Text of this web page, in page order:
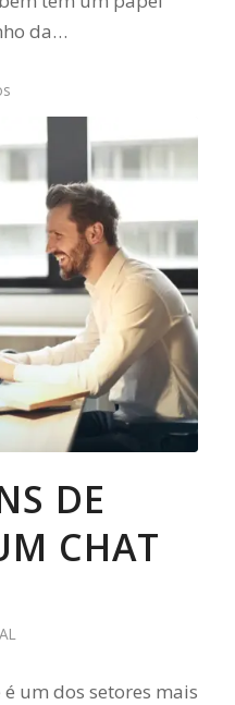
da…
DE
CHAT
um dos setores mais